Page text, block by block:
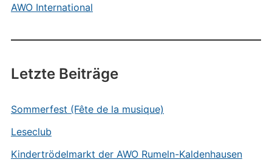
AWO International
Letzte Beiträge
Sommerfest (Fête de la musique)
Leseclub
Kindertrödelmarkt der AWO Rumeln-Kaldenhausen